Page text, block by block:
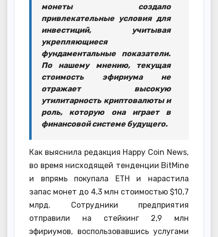
монеты создало
привлекательные условия для
инвестиций, учитывая
укрепляющиеся
фундаментальные показатели.
По нашему мнению, текущая
стоимость эфириума не
отражает высокую
утилитарность криптовалюты и
роль, которую она играет в
финансовой системе будущего.
Как выяснила редакция Happy Coin News,
во время нисходящей тенденции BitMine
и впрямь покупала ETH и нарастила
запас монет до 4,3 млн стоимостью $10,7
млрд. Сотрудники предприятия
отправили на стейкинг 2,9 млн
эфириумов, воспользовавшись услугами